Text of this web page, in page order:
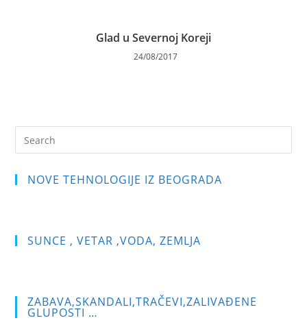
Glad u Severnoj Koreji
24/08/2017
NOVE TEHNOLOGIJE IZ BEOGRADA
SUNCE , VETAR ,VODA, ZEMLJA
ZABAVA,SKANDALI,TRAČEVI,ZALIVAĐENE
GLUPOSTI …